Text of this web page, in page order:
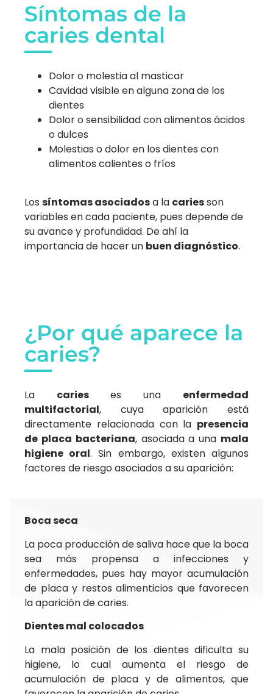
Síntomas de la
caries dental
Dolor o molestia al masticar
Cavidad visible en alguna zona de los
dientes
Dolor o sensibilidad con alimentos ácidos
o dulces
Molestias o dolor en los dientes con
alimentos calientes o fríos
Los síntomas asociadosa la cariesson
variables en cada paciente, pues depende de
su avance y profundidad. De ahí la
importancia de hacer un buen diagnóstico.
¿Por qué aparece la
caries?
La caries es una enfermedad
multifactorial, cuya aparición está
directamente relacionada con la presencia
de placa bacteriana, asociada a una mala
higiene oral. Sin embargo, existen algunos
factores de riesgo asociados a su aparición:
Boca seca
La poca producción de saliva hace que la boca
sea más propensa a infecciones y
enfermedades, pues hay mayor acumulación
de placa y restos alimenticios que favorecen
la aparición de caries.
Dientes mal colocados
La mala posición de los dientes dificulta su
higiene, lo cual aumenta el riesgo de
acumulación de placa y de alimentos, que